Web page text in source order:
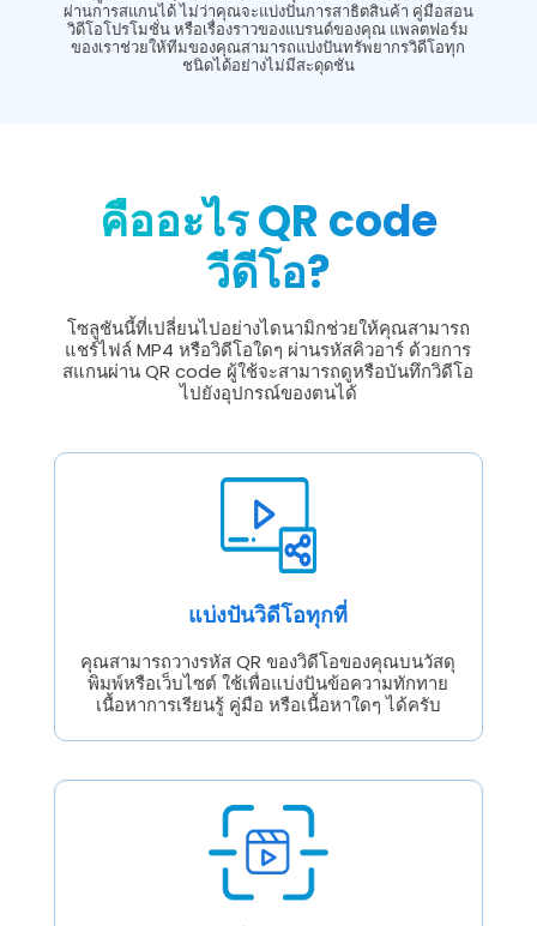
ผ่านการสแกนได้ ไม่ว่าคุณจะแบ่งปันการสาธิตสินค้า คู่มือสอน
วิดีโอโปรโมชั่น หรือเรื่องราวของแบรนด์ของคุณ แพลตฟอร์ม
ของเราช่วยให้ทีมของคุณสามารถแบ่งปันทรัพยากรวิดีโอทุก
ชนิดได้อย่างไม่มีสะดุดชัน
คืออะไร QR code
วีดีโอ?
โซลูชันนี้ที่เปลี่ยนไปอย่างไดนามิกช่วยให้คุณสามารถ
แชร์ไฟล์ MP4 หรือวิดีโอใดๆ ผ่านรหัสคิวอาร์ ด้วยการ
สแกนผ่าน QR code ผู้ใช้จะสามารถดูหรือบันทึกวิดีโอ
ไปยังอุปกรณ์ของตนได้
แบ่งปันวิดีโอทุกที่
คุณสามารถวางรหัส QR ของวิดีโอของคุณบนวัสดุ
พิมพ์หรือเว็บไซต์ ใช้เพื่อแบ่งปันข้อความทักทาย
เนื้อหาการเรียนรู้ คู่มือ หรือเนื้อหาใดๆ ได้ครับ